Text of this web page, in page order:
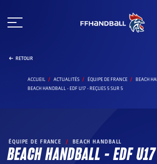
au
RETOUR
ACCUEIL ACTUALITÉS ÉQUIPE DE FRANCE
BEACH
BEACH HANDBALL - EDF U17 - REÇUES 5 SUR 5
ÉQUIPE DE FRANCE / BEACH HANDBALL
BEACH HANDBALL – EDF